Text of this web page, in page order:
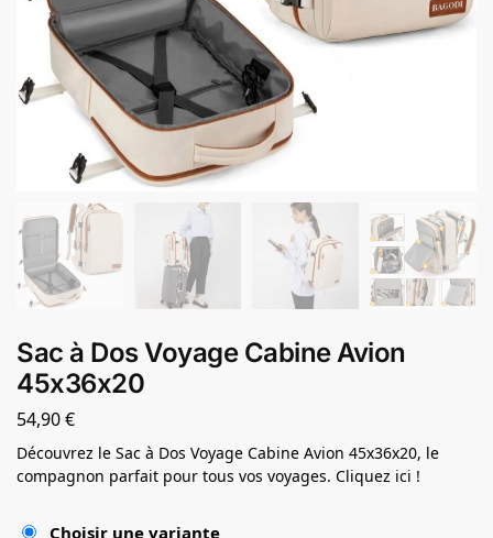
Sac à Dos Voyage Cabine Avion
45x36x20
54,90€
Découvrez le Sac à Dos Voyage Cabine Avion 45x36x20, le
compagnon parfait pour tous vos voyages. Cliquez ici !
Choisir une variante